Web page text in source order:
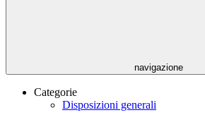
navigazione
Categorie
Disposizioni generali